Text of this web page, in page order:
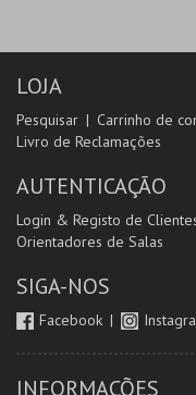
LOJA
Pesquisar Carrinho de
Livro de Reclamações
AUTENTICAÇÃO
Login & Registo de
Orientadores de Salas
SIGA-NOS
Facebook
INFORMAÇÕES